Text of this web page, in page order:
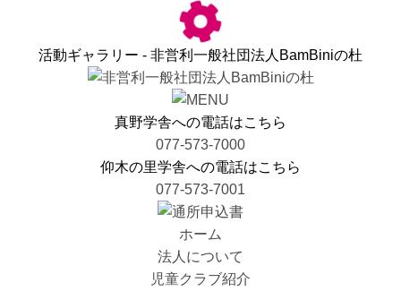
活動ギャラリー - 非営利一般社団法人BamBiniの杜
真野学舎への電話はこちら
077-573-7000
仰木の里学舎への電話はこちら
077-573-7001
ホーム
法人について
児童クラブ紹介